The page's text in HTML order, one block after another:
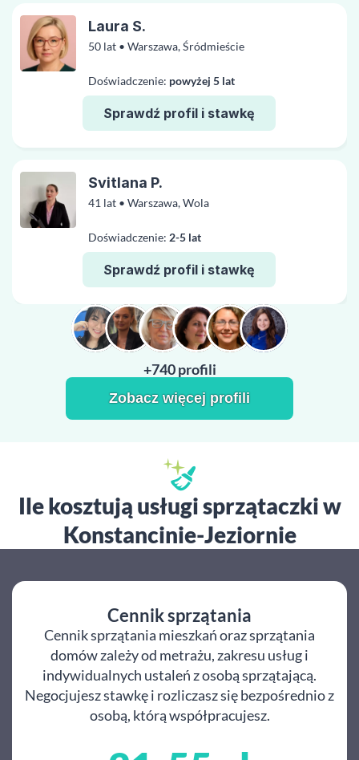
50 lat • Warszawa, Śródmieście
Doświadczenie: powyżej 5 lat
Sprawdź profil i stawkę
Laura S.
41 lat • Warszawa, Wola
Doświadczenie: 2-5 lat
Sprawdź profil i stawkę
Svitlana P.
+740 profili
Zobacz więcej profili
Ile kosztują usługi sprzątaczki w
Konstancinie-Jeziornie
Cennik sprzątania
Cennik sprzątania mieszkań oraz sprzątania
domów zależy od metrażu, zakresu usług i
indywidualnych ustaleń z osobą sprzątającą.
Negocjujesz stawkę i rozliczasz się bezpośrednio z
osobą, którą współpracujesz.